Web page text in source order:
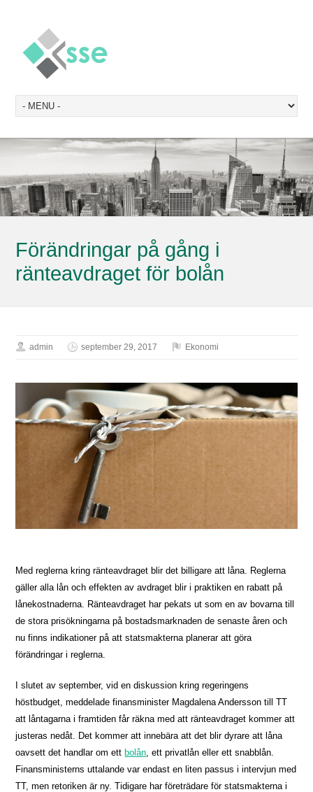
Förändringar på gång i
ränteavdraget för bolån
admin september 29, 2017 Ekonomi
Med reglerna kring ränteavdraget blir det billigare att låna. Reglerna
gäller alla lån och effekten av avdraget blir i praktiken en rabatt på
lånekostnaderna. Ränteavdraget har pekats ut som en av bovarna till
de stora prisökningarna på bostadsmarknaden de senaste åren och
nu finns indikationer på att statsmakterna planerar att göra
förändringar i reglerna.
I slutet av september, vid en diskussion kring regeringens
höstbudget, meddelade finansminister Magdalena Andersson till TT
att låntagarna i framtiden får räkna med att ränteavdraget kommer att
justeras nedåt. Det kommer att innebära att det blir dyrare att låna
oavsett det handlar om ett bolån , ett privatlån eller ett snabblån.
Finansministerns uttalande var endast en liten passus i intervjun med
TT, men retoriken är ny. Tidigare har företrädare för statsmakterna i